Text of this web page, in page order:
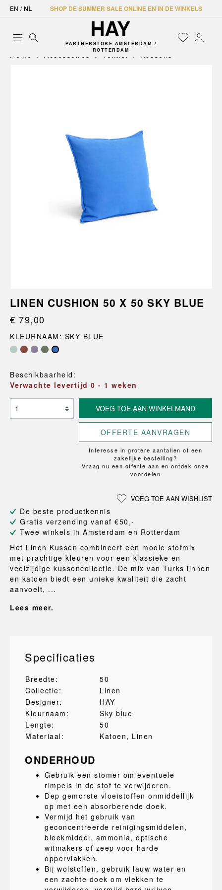
EN / NL SHOP DE SUMMER SALE ONLINE EN IN DE WINKELS
PARTNERSTORE AMSTERDAM /
ROTTERDAM
Home Accessoires Textiel Kussens
LINEN CUSHION 50 X 50 SKY BLUE
€ 79,00
KLEURNAAM: SKY BLUE
Beschikbaarheid:
Verwachte levertijd 0 - 1 weken
VOEG TOE AAN WINKELMAND
OFFERTE AANVRAGEN
Interesse in grotere aantallen of een
zakelijke bestelling?
Vraag nu een offerte aan en ontdek onze
voordelen
VOEG TOE AAN WISHLIST
De beste productkennis
Gratis verzending vanaf €50,-
Twee winkels in Amsterdam en Rotterdam
Het Linen Kussen combineert een mooie stofmix
met prachtige kleuren voor een klassieke en
veelzijdige kussencollectie. De mix van Turks linnen
en katoen biedt een unieke kwaliteit die zacht
aanvoelt, ...
Lees meer.
Specificaties
Breedte:
50
Collectie:
Linen
Designer:
HAY
Kleurnaam:
Sky blue
Lengte:
50
Materiaal:
Katoen, Linen
ONDERHOUD
Gebruik een stomer om eventuele
rimpels in de stof te verwijderen.
Dep gemorste vloeistoffen onmiddellijk
op met een absorberende doek.
Vermijd het gebruik van
geconcentreerde reinigingsmiddelen,
bleekmiddel, ammonia, optische
witmakers of zeep voor harde
oppervlakken.
Bij wolstoffen, gebruik lauw water en
een zachte doek om vlekken te